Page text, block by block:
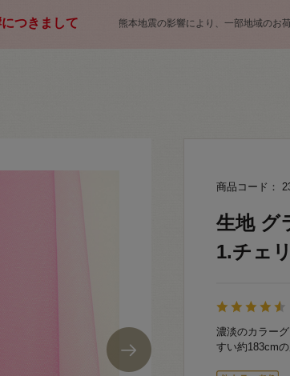
つきまして 熊本地震の影響により、一部地域のお
商品コード：
生地 グ
1.チェ
濃淡のカラー
すい約183cm